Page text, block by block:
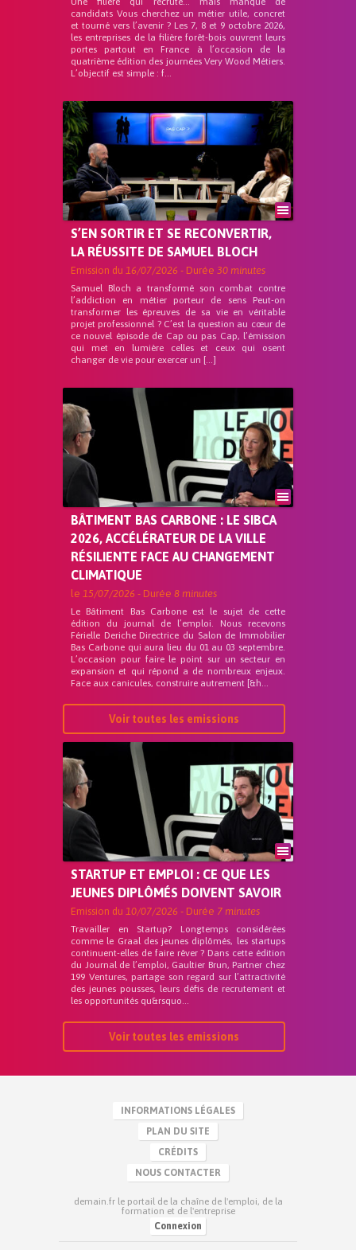
candidats Vous cherchez un métier utile, concret
et tourné vers l’avenir ? Les 7, 8 et 9 octobre 2026,
les entreprises de la filière forêt-bois ouvrent leurs
portes partout en France à l’occasion de la
quatrième édition des journées Very Wood Métiers.
L’objectif est simple : f...
S’EN SORTIR ET SE RECONVERTIR,
LA RÉUSSITE DE SAMUEL BLOCH
Emission du 16/07/2026 - Durée 30 minutes
Samuel Bloch a transformé son combat contre
l’addiction en métier porteur de sens Peut-on
transformer les épreuves de sa vie en véritable
projet professionnel ? C’est la question au cœur de
ce nouvel épisode de Cap ou pas Cap, l’émission
qui met en lumière celles et ceux qui osent
changer de vie pour exercer un […]
BÂTIMENT BAS CARBONE : LE SIBCA
2026, ACCÉLÉRATEUR DE LA VILLE
RÉSILIENTE FACE AU CHANGEMENT
CLIMATIQUE
le 15/07/2026 - Durée 8 minutes
Le Bâtiment Bas Carbone est le sujet de cette
édition du journal de l’emploi. Nous recevons
Férielle Deriche Directrice du Salon de Immobilier
Bas Carbone qui aura lieu du 01 au 03 septembre.
L’occasion pour faire le point sur un secteur en
expansion et qui répond a de nombreux enjeux.
Face aux canicules, construire autrement [&h...
Voir toutes les emissions
STARTUP ET EMPLOI : CE QUE LES
JEUNES DIPLÔMÉS DOIVENT SAVOIR
Emission du 10/07/2026 - Durée 7 minutes
Travailler en Startup? Longtemps considérées
comme le Graal des jeunes diplômés, les startups
continuent-elles de faire rêver ? Dans cette édition
du Journal de l’emploi, Gaultier Brun, Partner chez
199 Ventures, partage son regard sur l’attractivité
des jeunes pousses, leurs défis de recrutement et
les opportunités qu&rsquo...
Voir toutes les emissions
INFORMATIONS LÉGALES
PLAN DU SITE
CRÉDITS
NOUS CONTACTER
demain.fr le portail de la chaîne de l'emploi, de la
formation et de l'entreprise
Connexion